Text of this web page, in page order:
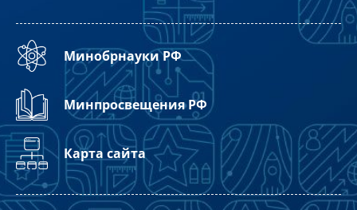
Минобрнауки РФ
Минпросвещения РФ
Карта сайта